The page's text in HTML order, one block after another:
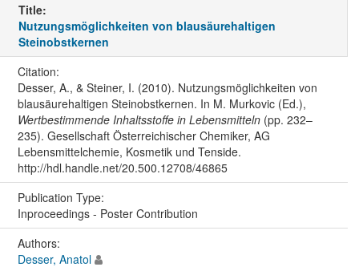
Title:
Nutzungsmöglichkeiten von blausäurehaltigen
Steinobstkernen
Citation:
Desser, A., & Steiner, I. (2010). Nutzungsmöglichkeiten von
blausäurehaltigen Steinobstkernen. In M. Murkovic (Ed.),
Wertbestimmende Inhaltsstoffe in Lebensmitteln(pp. 232–
235). Gesellschaft Österreichischer Chemiker, AG
Lebensmittelchemie, Kosmetik und Tenside.
http://hdl.handle.net/20.500.12708/46865
Publication Type:
Inproceedings - Poster Contribution
Authors:
Desser, Anatol